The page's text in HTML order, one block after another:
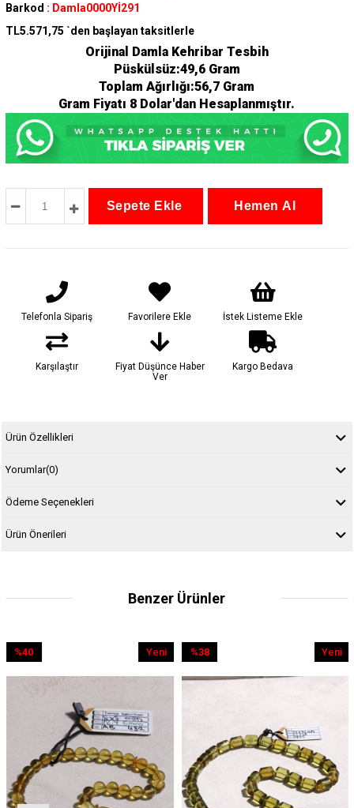
Barkod : Damla0000Yİ291
TL5.571,75 `den başlayan taksitlerle
Orijinal Damla Kehribar Tesbih
Püskülsüz:49,6 Gram
Toplam Ağırlığı:56,7 Gram
Gram Fiyatı 8 Dolar'dan Hesaplanmıştır.
Telefonla Sipariş Favorilere Ekle İstek Listeme Ekle
Karşılaştır
Fiyat Düşünce Haber
Ver
Kargo Bedava
Ürün Özellikleri
Yorumlar(0)
Ödeme Seçenekleri
Ürün Önerileri
Benzer Ürünler
%38
%2